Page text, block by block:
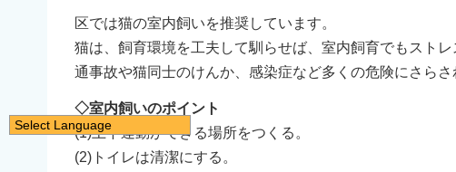
区では猫の室内飼いを推奨しています。
猫は、飼育環境を工夫して馴らせば、室内飼育でもスト
通事故や猫同士のけんか、感染症など多くの危険にさら
◇室内飼いのポイント
(1)上下運動ができる場所をつくる。
(2)トイレは清潔にする。
Select Language